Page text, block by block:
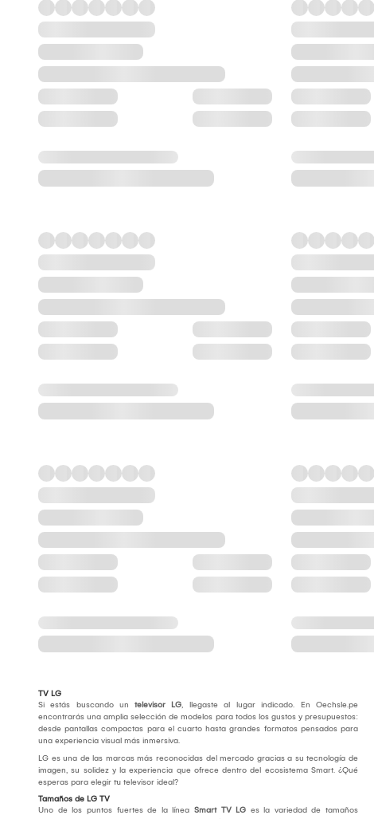
TV LG
Si estás buscando un televisor LG, llegaste al lugar indicado. En Oechsle.pe
encontrarás una amplia selección de modelos para todos los gustos y presupuestos:
desde pantallas compactas para el cuarto hasta grandes formatos pensados para
una experiencia visual más inmersiva.
LG es una de las marcas más reconocidas del mercado gracias a su tecnología de
imagen, su solidez y la experiencia que ofrece dentro del ecosistema Smart. ¿Qué
esperas para elegir tu televisor ideal?
Tamaños de LG TV
Uno de los puntos fuertes de la línea Smart TV LG es la variedad de tamaños